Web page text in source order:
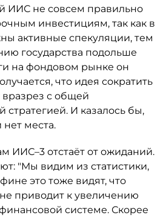
ИИС не совсем правильно
инвестициям, так как в
активные спекуляции, тем
государства подольше
на фондовом рынке он
что идея сократить
с общей
стратегией. И казалось бы,
нет места.
ИИС–3 отстаёт от ожиданий.
"Мы видим из статистики,
это тоже видят, что
приводит к увеличению
системе. Скорее